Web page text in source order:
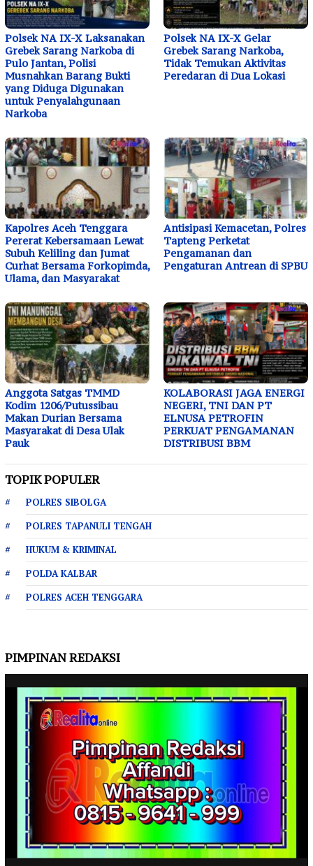
Polsek NA IX-X Laksanakan
Grebek Sarang Narkoba di
Pulo Jantan, Polisi
Musnahkan Barang Bukti
yang Diduga Digunakan
untuk Penyalahgunaan
Narkoba
Polsek NA IX-X Gelar
Grebek Sarang Narkoba,
Tidak Temukan Aktivitas
Peredaran di Dua Lokasi
Kapolres Aceh Tenggara
Pererat Kebersamaan Lewat
Subuh Keliling dan Jumat
Curhat Bersama Forkopimda,
Ulama, dan Masyarakat
Antisipasi Kemacetan, Polres
Tapteng Perketat
Pengamanan dan
Pengaturan Antrean di SPBU
Anggota Satgas TMMD
Kodim 1206/Putussibau
Makan Durian Bersama
Masyarakat di Desa Ulak
Pauk
KOLABORASI JAGA ENERGI
NEGERI, TNI DAN PT
ELNUSA PETROFIN
PERKUAT PENGAMANAN
DISTRIBUSI BBM
TOPIK POPULER
POLRES SIBOLGA
POLRES TAPANULI TENGAH
HUKUM & KRIMINAL
POLDA KALBAR
POLRES ACEH TENGGARA
PIMPINAN REDAKSI